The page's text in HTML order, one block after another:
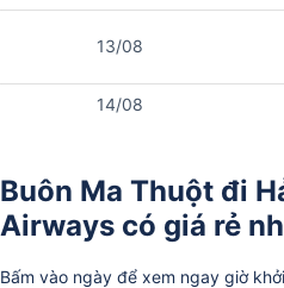
13/08
14/08
Buôn Ma Thuột đi
Airways có giá rẻ
Bấm vào ngày để xem ngay giờ